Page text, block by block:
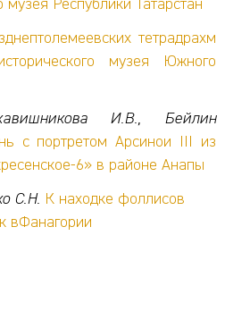
Республики Татарстан
тетрадрахм
музея Южного
И.В., Бейлин
с портретом Арсинои III из
6» в районе Анапы
С.Н. К находке фоллисов
вФанагории